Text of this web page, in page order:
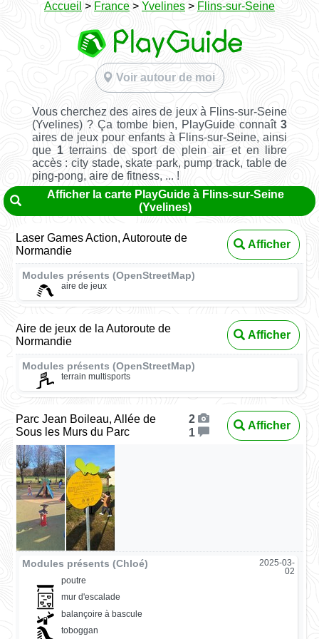
Accueil > France > Yvelines > Flins-sur-Seine
Voir autour de moi
Vous cherchez des aires de jeux à Flins-sur-Seine
(Yvelines) ? Ça tombe bien, PlayGuide connaît3
aires de jeux pour enfants à Flins-sur-Seine, ainsi
que 1 terrains de sport de plein air et en libre
accès : city stade, skate park, pump track, table de
ping-pong, aire de fitness, ... !
Afficher la carte PlayGuide à Flins-sur-Seine
(Yvelines)
Laser Games Action, Autoroute de
Normandie
Afficher
Modules présents (OpenStreetMap)
aire de jeux
Aire de jeux de la Autoroute de
Normandie
Afficher
Modules présents (OpenStreetMap)
terrain multisports
Parc Jean Boileau, Allée de
Sous les Murs du Parc
2
1
Afficher
Modules présents (Chloé)
2025-03-
02
poutre
mur d'escalade
balançoire à bascule
toboggan